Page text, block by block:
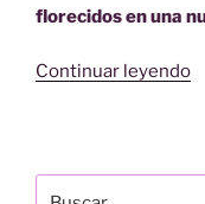
florecidos en una
Continuar leyendo